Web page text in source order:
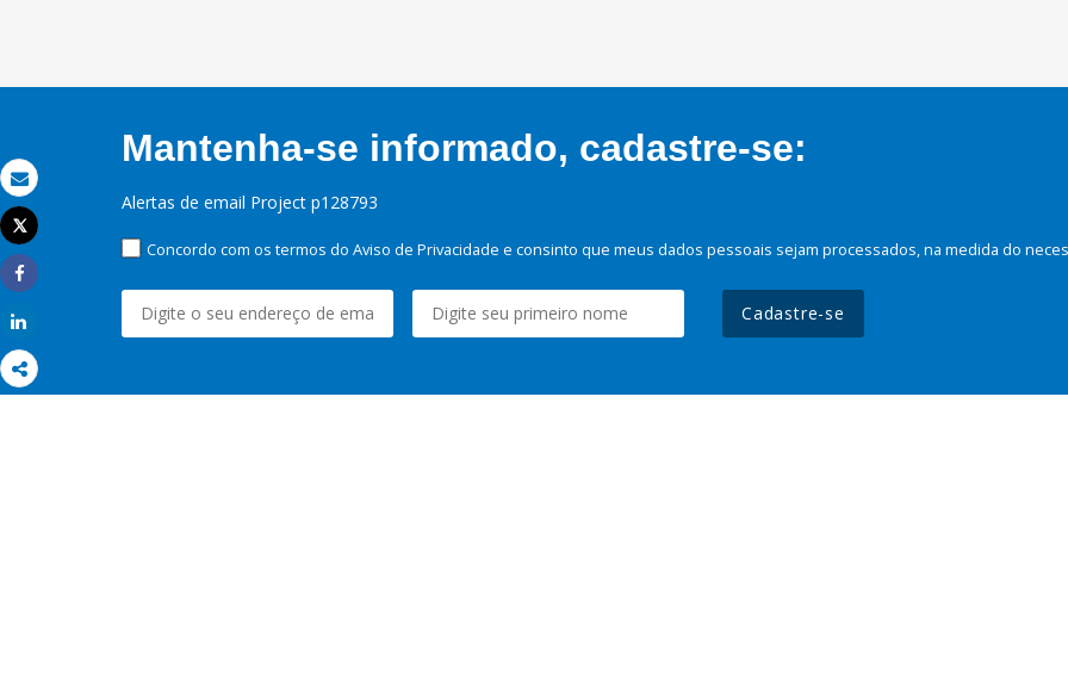
Email
Imprimir
Tweet
Share
Mantenha-se informado, cadastre-se:
Alertas de email Project p128793
Concordo com os termos do Aviso de Privacidade e consinto que meus dados pessoais sejam processados, na medida do
Cadastre-se